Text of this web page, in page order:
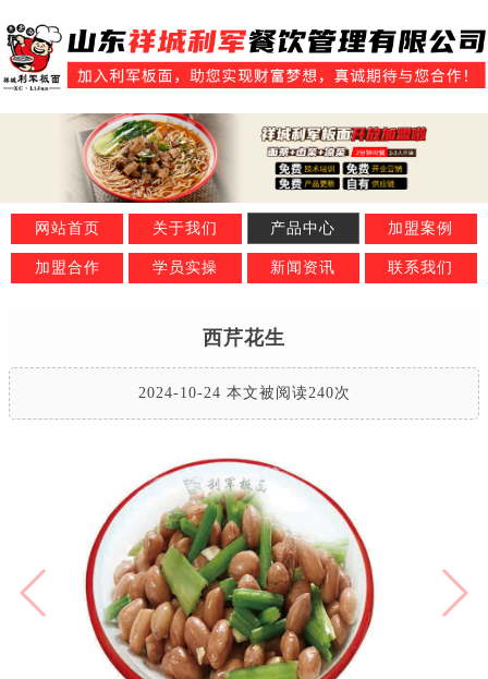
网站首页 关于我们 产品中心 加盟案例
加盟合作 学员实操 新闻资讯 联系我们
西芹花生
2024-10-24 本文被阅读240次